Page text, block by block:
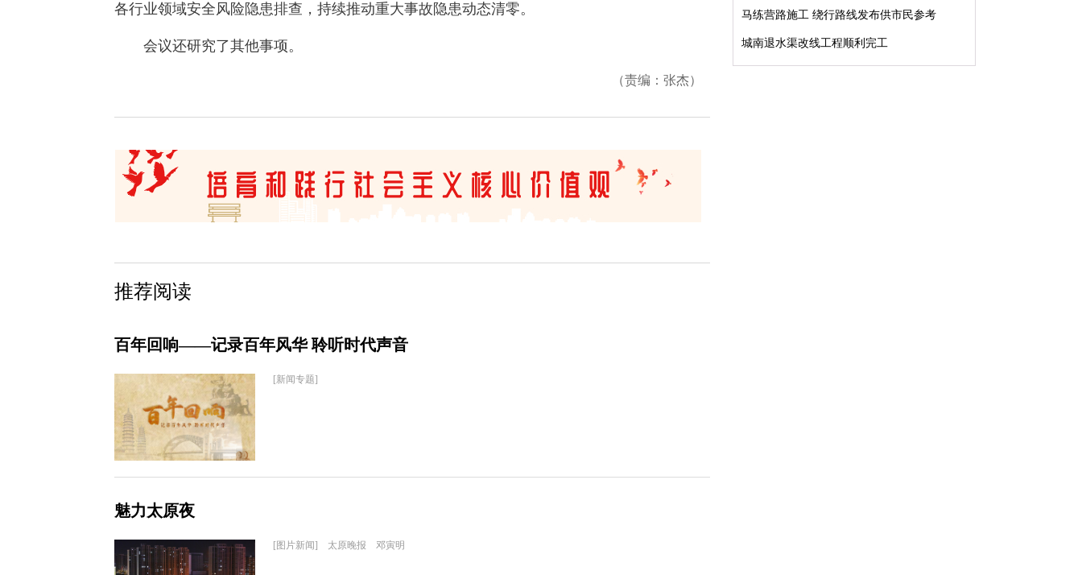
各行业领域安全风险隐患排查，持续推动重大事故隐患动态清零。
会议还研究了其他事项。
（责编：张杰）
推荐阅读
百年回响——记录百年风华 聆听时代声音
[新闻专题]
魅力太原夜
[图片新闻] 太原晚报 邓寅明
马练营路施工 绕行路线发布供市民参考
城南退水渠改线工程顺利完工